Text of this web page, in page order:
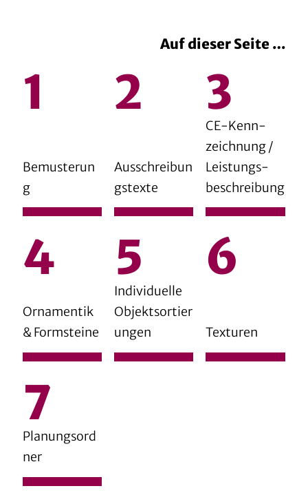
Auf dieser Seite …
Bemusterun
g
Ausschreibun
gstexte
CE-Kenn­
zeich­nung­ /
Leistungs­
beschreibung
Ornamentik
& Formsteine
Individuelle
Objektsortier
ungen
Texturen
Planungsord
ner